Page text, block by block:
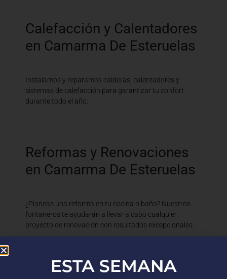
Calefacción y Calentadores
en Camarma De Esteruelas
Instalamos y reparamos calderas, calentadores y
sistemas de calefacción para garantizar tu confort
durante todo el año.
Reformas y Renovaciones
en Camarma De Esteruelas
¿Planeas una reforma en tu cocina o baño? Nuestros
fontaneros te ayudarán a llevar a cabo cualquier
proyecto de renovación con resultados excepcionales.